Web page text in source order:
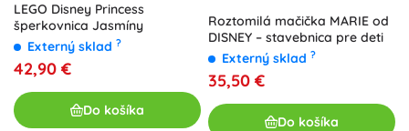
LEGO Disney Princess
šperkovnica Jasmíny
Externý sklad ?
42,90 €
Do košíka
Roztomilá mačička MARIE od
DISNEY – stavebnica pre deti
Externý sklad ?
35,50 €
Do košíka